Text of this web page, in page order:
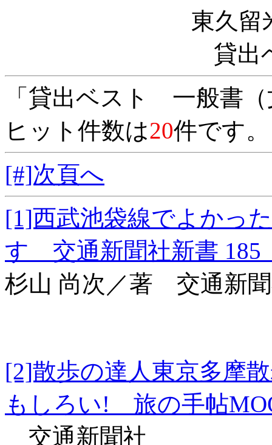
東久留
貸出
「貸出ベスト 一般書
ヒット件数は20件です
[#]次頁へ
[1]西武池袋線でよか
す 交通新聞社新書
杉山 尚次／著 交通新
[2]散歩の達人東京多
もしろい! 旅の手帖
交通新聞社